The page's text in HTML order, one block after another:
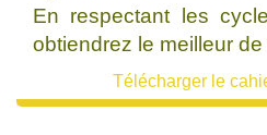
En respectant les
obtiendrez le meilleur
Télécharger le